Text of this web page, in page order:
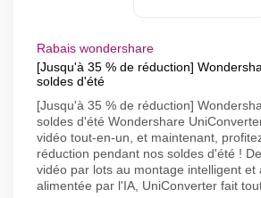
Rabais wondershare
[Jusqu'à 35 % de réduction]
soldes d'été
[Jusqu'à 35 % de réduction]
soldes d'été Wondershare
vidéo tout-en-un, et maintenant,
réduction pendant nos soldes d'été !
vidéo par lots au montage intelligent et
alimentée par l'IA, UniConverter fait